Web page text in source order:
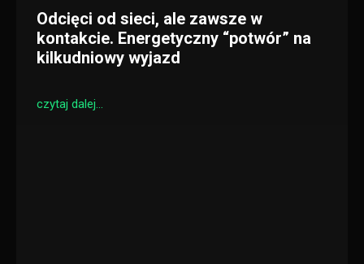
Odcięci od sieci, ale zawsze w
kontakcie. Energetyczny “potwór” na
kilkudniowy wyjazd
czytaj dalej...